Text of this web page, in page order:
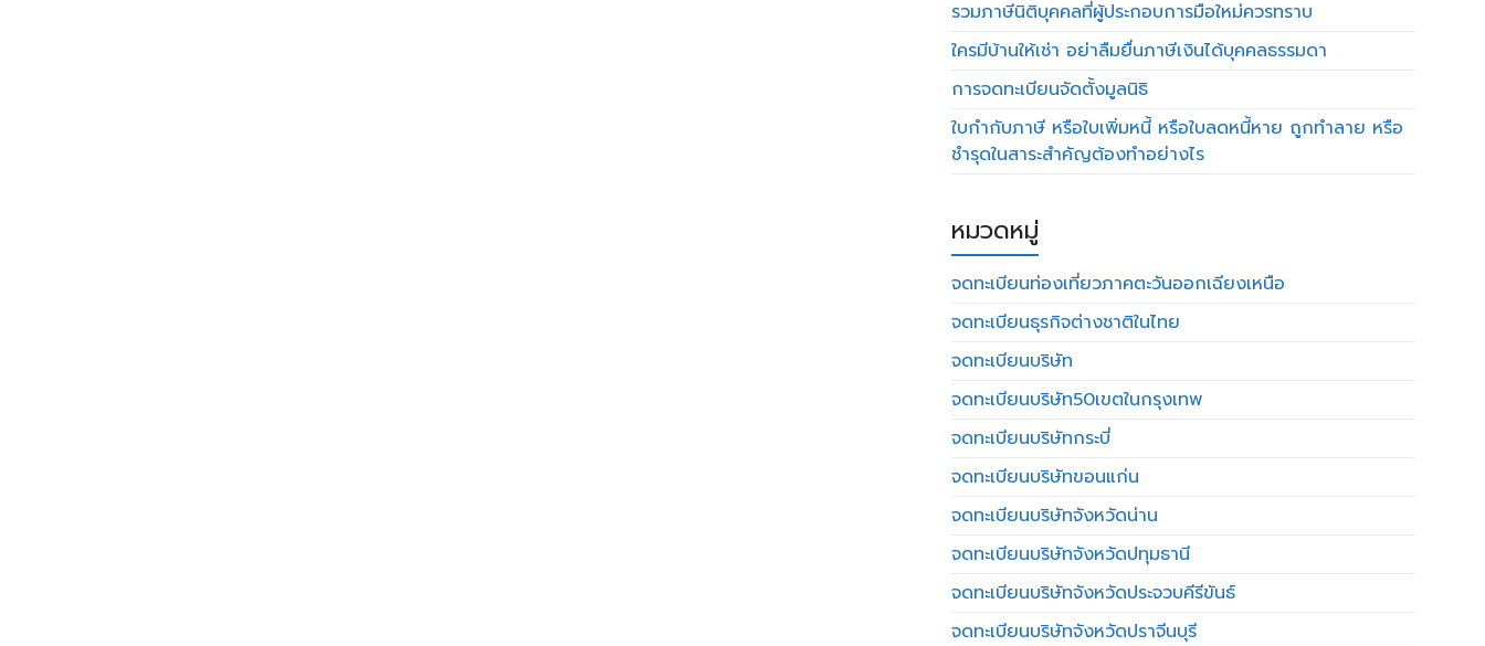
รวมภาษีนิติบุคคลที่ผู้ประกอบการมือใหม่ควรทราบ
ใครมีบ้านให้เช่า อย่าลืมยื่นภาษีเงินได้บุคคลธรรมดา
การจดทะเบียนจัดตั้งมูลนิธิ
ใบกำกับภาษี หรือใบเพิ่มหนี้ หรือใบลดหนี้หาย ถูกทำลาย หรือ
ชำรุดในสาระสำคัญต้องทำอย่างไร
หมวดหมู่
จดทะเบียนท่องเที่ยวภาคตะวันออกเฉียงเหนือ
จดทะเบียนธุรกิจต่างชาติในไทย
จดทะเบียนบริษัท
จดทะเบียนบริษัท50เขตในกรุงเทพ
จดทะเบียนบริษัทกระบี่
จดทะเบียนบริษัทขอนแก่น
จดทะเบียนบริษัทจังหวัดน่าน
จดทะเบียนบริษัทจังหวัดปทุมธานี
จดทะเบียนบริษัทจังหวัดประจวบคีรีขันธ์
จดทะเบียนบริษัทจังหวัดปราจีนบุรี